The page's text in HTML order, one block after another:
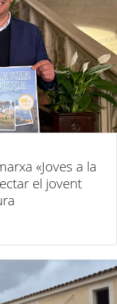
«Joves a la
el jovent